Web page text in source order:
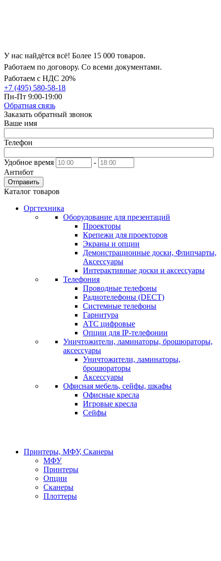
У нас найдётся всё! Более 15 000 товаров.
Работаем по договору. Со всеми документами.
Работаем с НДС 20%
+7 (495) 580-58-18
Пн-Пт 9:00-19:00
Обратная связь
Заказать обратный звонок
Ваше имя
Телефон
Удобное время
-
Антибот
Отправить
Каталог товаров
Оргтехника
Оборудование для презентаций
Проекторы
Крепежи для проекторов
Экраны и опции
Демонстрационные доски, Флипчарты,
Аксессуары
Интерактивные доски и аксессуары
Телефония
Проводные телефоны
Радиотелефоны (DECT)
Системные телефоны
Гарнитура
АТС цифровые
Опции для IP-телефонии
Уничтожители, ламинаторы, брошюраторы,
аксессуары
Уничтожители, ламинаторы,
брошюраторы
Аксессуары
Офисная мебель, сейфы, шкафы
Офисные кресла
Игровые кресла
Сейфы
Принтеры, МФУ, Сканеры
МФУ
Принтеры
Опции
Сканеры
Плоттеры